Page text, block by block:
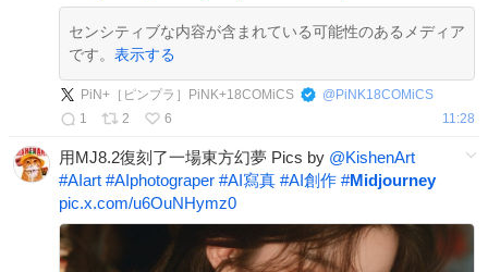
センシティブな内容が含まれている可能性のあるメディア
です。 表示する
PiN+［ピンプラ］PiNK+18COMiCS @ PiNK18COMiCS
1
2 6 11:28
用MJ8.2復刻了一場東方幻夢 Pics by @KishenArt
#AIart️️️️️️️️️️️️️️️️️️️️️️️️️️️️️️️️️️️️️️️️️️️️️️️️️️️ #AIphotograper #AI寫真 #AI創作 #Midjourney
pic.x.com/u6OuNHymz0